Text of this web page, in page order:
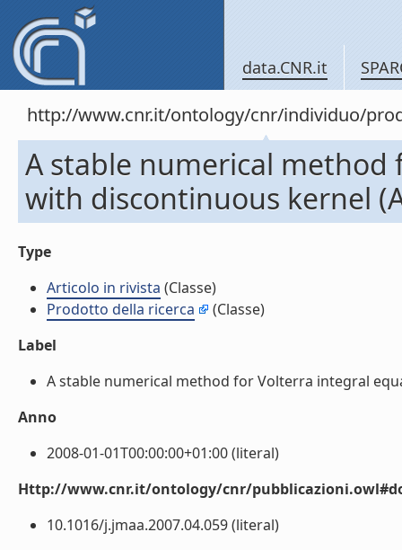
data.CNR.it
http://www.cnr.it/ontology/cnr/individuo/
A stable numerical
with discontinuous kernel
Type
Articolo in rivista (Classe)
Prodotto della ricerca
(Classe)
Label
A stable numerical method for Volterra integral
Anno
2008-01-01T00:00:00+01:00 (literal)
Http://www.cnr.it/ontology/cnr/
10.1016/j.jmaa.2007.04.059 (literal)